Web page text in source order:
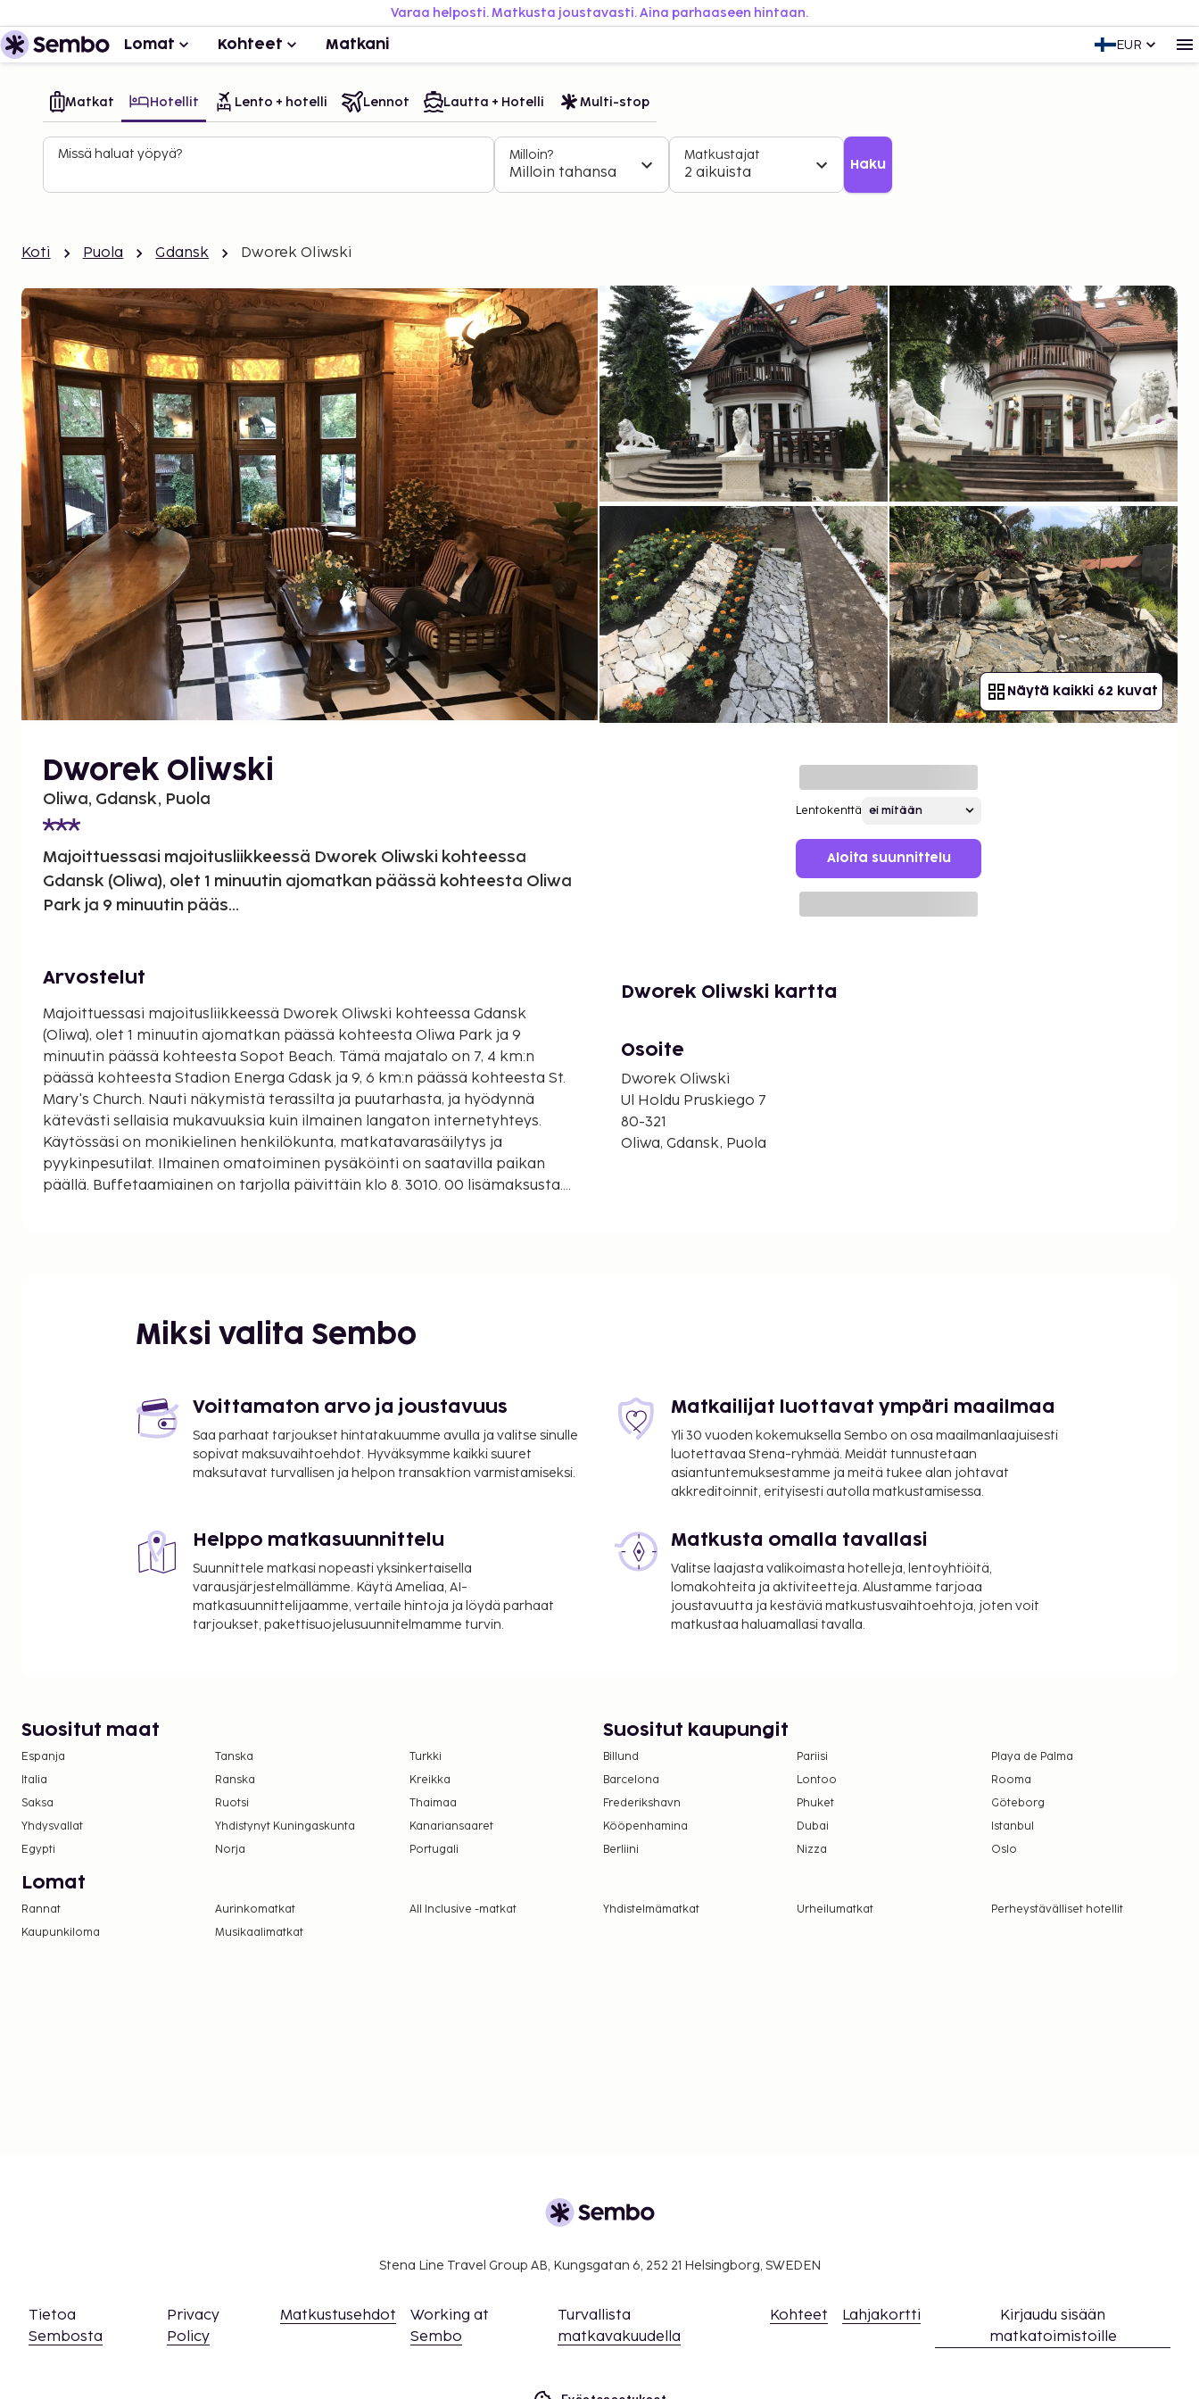
Varaa helposti. Matkusta joustavasti. Aina parhaaseen hintaan.
Lomat Kohteet Matkani EUR
Matkat Hotellit Lento + hotelli Lennot Lautta + Hotelli Multi-stop
Missä haluat yöpyä? Milloin?
Milloin tahansa
Matkustajat
2 aikuista Haku
Koti Puola Gdansk Dworek Oliwski
Näytä kaikki 62 kuvat
Dworek Oliwski
Oliwa, Gdansk, Puola
Majoittuessasi majoitusliikkeessä Dworek Oliwski kohteessa
Gdansk (Oliwa), olet 1 minuutin ajomatkan päässä kohteesta Oliwa
Park ja 9 minuutin pääs...
Lentokenttä
Aloita suunnittelu
Arvostelut
Majoittuessasi majoitusliikkeessä Dworek Oliwski kohteessa Gdansk
(Oliwa), olet 1 minuutin ajomatkan päässä kohteesta Oliwa Park ja 9
minuutin päässä kohteesta Sopot Beach. Tämä majatalo on 7, 4 km:n
päässä kohteesta Stadion Energa Gdask ja 9, 6 km:n päässä kohteesta St.
Mary's Church. Nauti näkymistä terassilta ja puutarhasta, ja hyödynnä
kätevästi sellaisia mukavuuksia kuin ilmainen langaton internetyhteys.
Käytössäsi on monikielinen henkilökunta, matkatavarasäilytys ja
pyykinpesutilat. Ilmainen omatoiminen pysäköinti on saatavilla paikan
päällä. Buffetaamiainen on tarjolla päivittäin klo 8. 3010. 00 lisämaksusta.
Dworek Oliwski kartta
Osoite
Dworek Oliwski
Ul Holdu Pruskiego 7
80-321
Oliwa, Gdansk, Puola
Miksi valita Sembo
Voittamaton arvo ja joustavuus
Saa parhaat tarjoukset hintatakuumme avulla ja valitse sinulle
sopivat maksuvaihtoehdot. Hyväksymme kaikki suuret
maksutavat turvallisen ja helpon transaktion varmistamiseksi.
Matkailijat luottavat ympäri maailmaa
Yli 30 vuoden kokemuksella Sembo on osa maailmanlaajuisesti
luotettavaa Stena-ryhmää. Meidät tunnustetaan
asiantuntemuksestamme ja meitä tukee alan johtavat
akkreditoinnit, erityisesti autolla matkustamisessa.
Helppo matkasuunnittelu
Suunnittele matkasi nopeasti yksinkertaisella
varausjärjestelmällämme. Käytä Ameliaa, AI-
matkasuunnittelijaamme, vertaile hintoja ja löydä parhaat
tarjoukset, pakettisuojelusuunnitelmamme turvin.
Matkusta omalla tavallasi
Valitse laajasta valikoimasta hotelleja, lentoyhtiöitä,
lomakohteita ja aktiviteetteja. Alustamme tarjoaa
joustavuutta ja kestäviä matkustusvaihtoehtoja, joten voit
matkustaa haluamallasi tavalla.
Suositut maat
Espanja Tanska
Turkki
Italia
Ranska
Kreikka
Saksa
Ruotsi
Thaimaa
Yhdysvallat
Yhdistynyt Kuningaskunta
Kanariansaaret
Egypti
Norja Portugali
Suositut kaupungit
Billund Pariisi
Playa de Palma
Barcelona
Lontoo
Rooma
Frederikshavn
Phuket
Göteborg
Kööpenhamina
Dubai
Istanbul
Berliini
Nizza Oslo
Lomat
Rannat Aurinkomatkat All Inclusive -matkat Yhdistelmämatkat Urheilumatkat
Perheystävälliset hotellit
Kaupunkiloma
Musikaalimatkat
Stena Line Travel Group AB, Kungsgatan 6, 252 21 Helsingborg, SWEDEN
Tietoa
Sembosta
Privacy
Policy
Matkustusehdot
Working at
Sembo
Turvallista
matkavakuudella
Kohteet Lahjakortti
Kirjaudu sisään
matkatoimistoille